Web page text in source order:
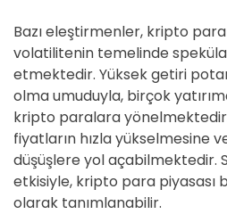
Bazı eleştirmenler, kripto
volatilitenin temelinde
etmektedir. Yüksek getiri
olma umuduyla, birçok
kripto paralara
fiyatların hızla yükselmesine
düşüşlere yol açabilmektedir.
etkisiyle, kripto para piyasası
olarak tanımlanabilir.